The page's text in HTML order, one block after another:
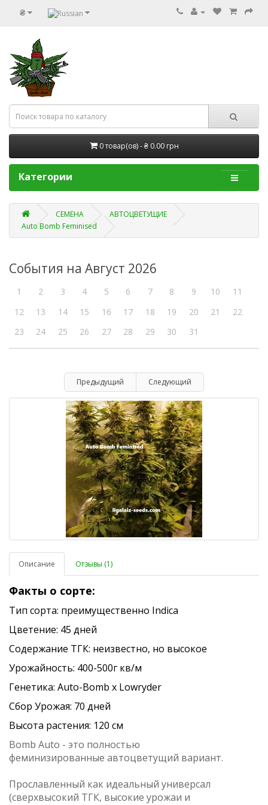
₴
0 товар(ов) - ₴ 0.00 грн
Категории
СЕМЕНА
АВТОЦВЕТУЩИЕ
Auto Bomb Feminised
События на Август 2026
1 2 3 4 5 6 7 8 9 10
11
12
13 14 15 16 17 18 19 20 21
22
23
24 25 26 27 28 29 30 31
Предыдущий Следующий
Описание Отзывы (1)
Факты о сорте:
Тип сорта: преимущественно Indica
Цветение: 45 дней
Содержание ТГК: неизвестно, но высокое
Урожайность: 400-500г кв/м
Генетика: Аuto-Bomb x Lowryder
Сбор Урожая: 70 дней
Высота растения: 120 см
Bomb Auto - это полностью
феминизированные автоцветущий вариант.
Прославленный как идеальный универсал
(сверхвысокий ТГК, высокие урожаи и